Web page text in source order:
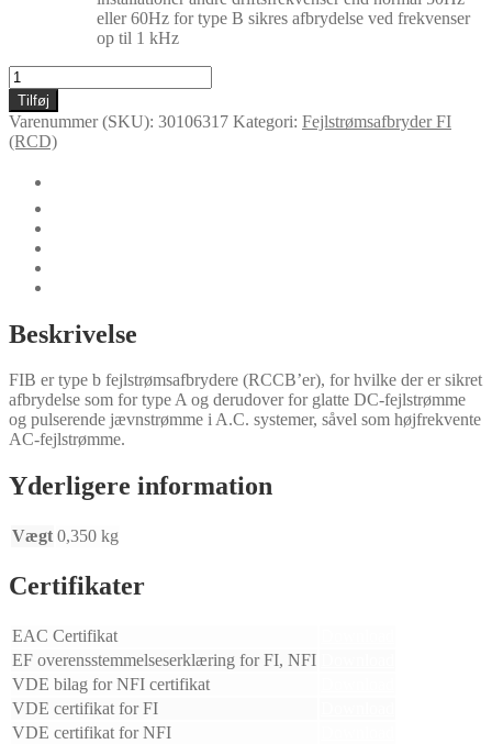
eller 60Hz for type B sikres afbrydelse ved frekvenser
op til 1 kHz
FI4BK
100/0,5
antal
Tilføj
Varenummer (SKU): 30106317 Kategori: Fejlstrømsafbryder FI
(RCD)
Beskrivelse
FIB er type b fejlstrømsafbrydere (RCCB’er), for hvilke der er sikret
afbrydelse som for type A og derudover for glatte DC-fejlstrømme
og pulserende jævnstrømme i A.C. systemer, såvel som højfrekvente
AC-fejlstrømme.
Yderligere information
Vægt 0,350 kg
Certifikater
EAC Certifikat
EF overensstemmelseserklæring for FI, NFI
VDE bilag for NFI certifikat
VDE certifikat for FI
VDE certifikat for NFI